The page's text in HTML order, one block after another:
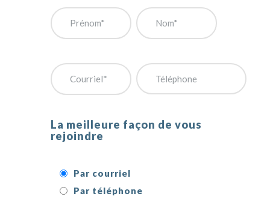
La meilleure façon de vous
rejoindre
Par courriel
Par téléphone